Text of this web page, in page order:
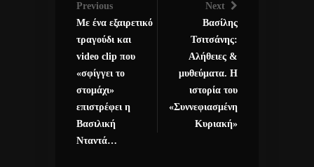
Previous
Με ένα εξαιρετικό
τραγούδι και
video clip που
«σφίγγει το
στομάχι»
επιστρέφει η
Βασιλική
Νταντά…
Next
Βασίλης
Τσιτσάνης:
Αλήθειες &
μυθεύματα. Η
ιστορία του
«Συννεφιασμένη
Κυριακή»